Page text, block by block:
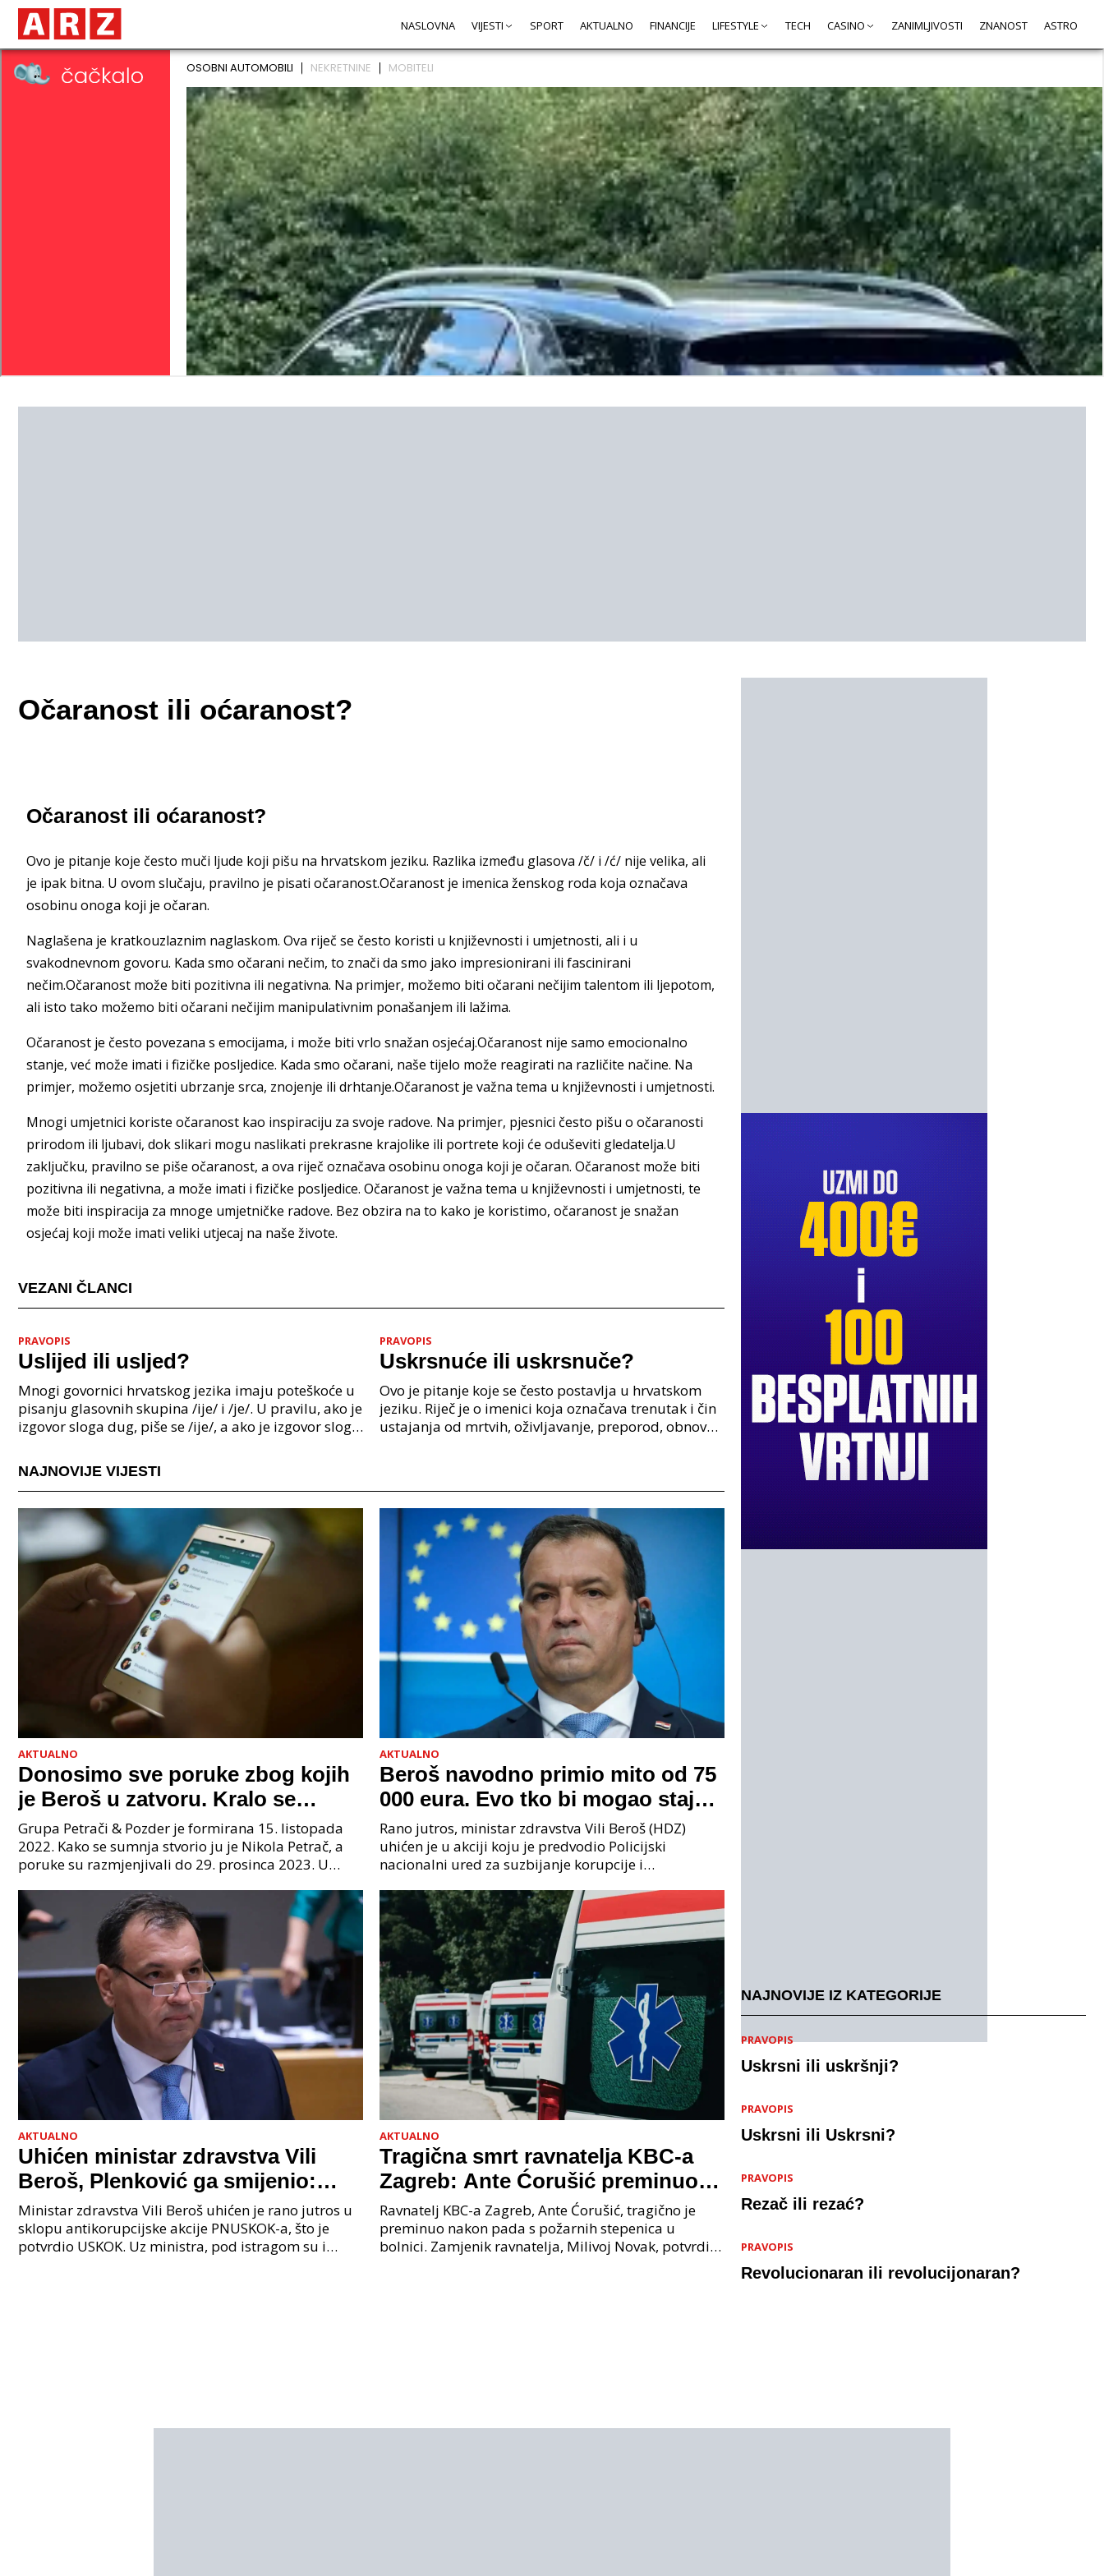
NASLOVNA VIJESTI SPORT AKTUALNO FINANCIJE LIFESTYLE TECH CASINO ZANIMLJIVOSTI ZNANOST ASTRO
Očaranost ili oćaranost?
Očaranost ili oćaranost?
Ovo je pitanje koje često muči ljude koji pišu na hrvatskom jeziku. Razlika između glasova /č/ i /ć/ nije velika, ali
je ipak bitna. U ovom slučaju, pravilno je pisati očaranost.Očaranost je imenica ženskog roda koja označava
osobinu onoga koji je očaran.
Naglašena je kratkouzlaznim naglaskom. Ova riječ se često koristi u književnosti i umjetnosti, ali i u
svakodnevnom govoru. Kada smo očarani nečim, to znači da smo jako impresionirani ili fascinirani
nečim.Očaranost može biti pozitivna ili negativna. Na primjer, možemo biti očarani nečijim talentom ili ljepotom,
ali isto tako možemo biti očarani nečijim manipulativnim ponašanjem ili lažima.
Očaranost je često povezana s emocijama, i može biti vrlo snažan osjećaj.Očaranost nije samo emocionalno
stanje, već može imati i fizičke posljedice. Kada smo očarani, naše tijelo može reagirati na različite načine. Na
primjer, možemo osjetiti ubrzanje srca, znojenje ili drhtanje.Očaranost je važna tema u književnosti i umjetnosti.
Mnogi umjetnici koriste očaranost kao inspiraciju za svoje radove. Na primjer, pjesnici često pišu o očaranosti
prirodom ili ljubavi, dok slikari mogu naslikati prekrasne krajolike ili portrete koji će oduševiti gledatelja.U
zaključku, pravilno se piše očaranost, a ova riječ označava osobinu onoga koji je očaran. Očaranost može biti
pozitivna ili negativna, a može imati i fizičke posljedice. Očaranost je važna tema u književnosti i umjetnosti, te
može biti inspiracija za mnoge umjetničke radove. Bez obzira na to kako je koristimo, očaranost je snažan
osjećaj koji može imati veliki utjecaj na naše živote.
VEZANI ČLANCI
PRAVOPIS
Uslijed ili usljed?
Mnogi govornici hrvatskog jezika imaju poteškoće u
pisanju glasovnih skupina /ije/ i /je/. U pravilu, ako je
izgovor sloga dug, piše se /ije/, a ako je izgovor sloga
PRAVOPIS
Uskrsnuće ili uskrsnuče?
Ovo je pitanje koje se često postavlja u hrvatskom
jeziku. Riječ je o imenici koja označava trenutak i čin
ustajanja od mrtvih, oživljavanje, preporod, obnovu.
NAJNOVIJE VIJESTI
AKTUALNO
Donosimo sve poruke zbog kojih
je Beroš u zatvoru. Kralo se
godinama. Tko će iz vlade biti
sljedeći uhićen?
Grupa Petrači & Pozder je formirana 15. listopada
2022. Kako se sumnja stvorio ju je Nikola Petrač, a
poruke su razmjenjivali do 29. prosinca 2023. U
AKTUALNO
Beroš navodno primio mito od 75
000 eura. Evo tko bi mogao stajati
na čelu zločinačkog udruženja
Rano jutros, ministar zdravstva Vili Beroš (HDZ)
uhićen je u akciji koju je predvodio Policijski
nacionalni ured za suzbijanje korupcije i
priopćenju USKOK
AKTUALNO
Uhićen ministar zdravstva Vili
Beroš, Plenković ga smijenio:
Istraga USKOK-a zbog korupcije
Ministar zdravstva Vili Beroš uhićen je rano jutros u
sklopu antikorupcijske akcije PNUSKOK-a, što je
potvrdio USKOK. Uz ministra, pod istragom su i
AKTUALNO
Tragična smrt ravnatelja KBC-a
Zagreb: Ante Ćorušić preminuo
nakon pada u bolnici, policija na
mjestu događaja
Ravnatelj KBC-a Zagreb, Ante Ćorušić, tragično je
preminuo nakon pada s požarnih stepenica u
bolnici. Zamjenik ravnatelja, Milivoj Novak, potvrdio
NAJNOVIJE IZ KATEGORIJE
PRAVOPIS
Uskrsni ili uskršnji?
PRAVOPIS
Uskrsni ili Uskrsni?
PRAVOPIS
Rezač ili rezać?
PRAVOPIS
Revolucionaran ili revolucijonaran?